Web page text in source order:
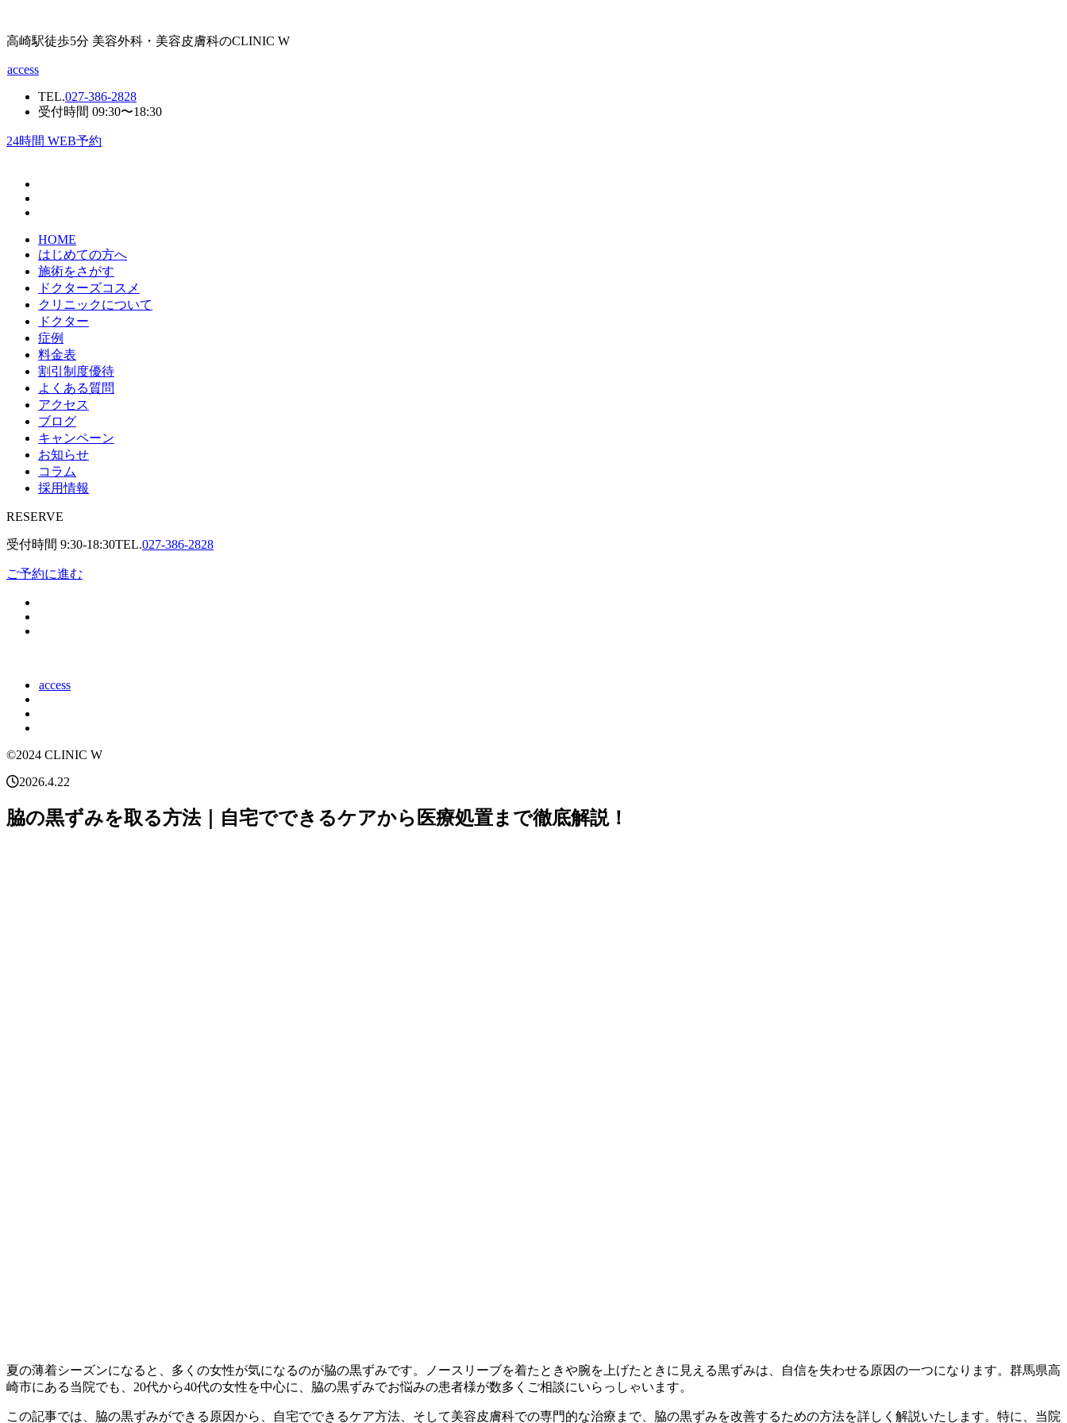
高崎駅徒歩5分 美容外科・美容皮膚科のCLINIC W
access
TEL.027-386-2828
受付時間 09:30〜18:30
24時間 WEB予約
HOME
はじめての方へ
施術をさがす
ドクターズコスメ
クリニックについて
ドクター
症例
料金表
割引制度優待
よくある質問
アクセス
ブログ
キャンペーン
お知らせ
コラム
採用情報
RESERVE
受付時間 9:30-18:30TEL.027-386-2828
ご予約に進む
access
©2024 CLINIC W
2026.4.22
脇の黒ずみを取る方法｜自宅でできるケアから医療処置まで徹底解説！
夏の薄着シーズンになると、多くの女性が気になるのが脇の黒ずみです。ノースリーブを着たときや腕を上げたときに見える黒ずみは、自信を失わせる原因の一つになります。群馬県高
崎市にある当院でも、20代から40代の女性を中心に、脇の黒ずみでお悩みの患者様が数多くご相談にいらっしゃいます。
この記事では、脇の黒ずみができる原因から、自宅でできるケア方法、そして美容皮膚科での専門的な治療まで、脇の黒ずみを改善するための方法を詳しく解説いたします。特に、当院